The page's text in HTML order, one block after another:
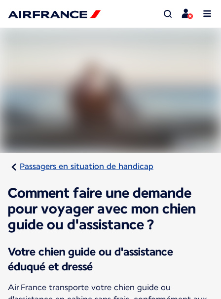
Passagers en situation de handicap
Comment faire une demande
pour voyager avec mon chien
guide ou d'assistance ?
Votre chien guide ou d'assistance
éduqué et dressé
Air France transporte votre chien guide ou